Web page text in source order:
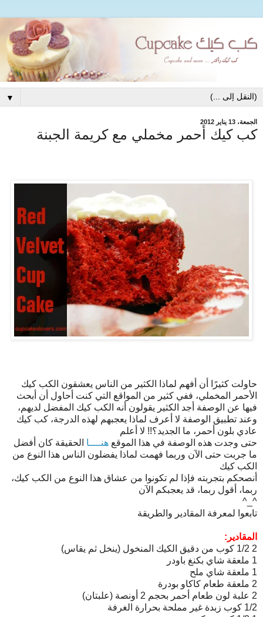
▼
الجمعة، 13 يناير 2012
كب كيك أحمر مخملي مع كريمة الجبنة
حاولت كثيرًا أن أفهم لماذا الكثير من الناس يعشقون الكب كيك
الأحمر المخملي، ففي كثير من المواقع التي كنت أحاول أن أبحث
فيها عن الوصفة أجد الكثير يقولون أنه الكب كيك المفضل لديهم،
وعند تطبيق الوصفة لا أعرف لماذا يعجبهم لهذه الدرجة، كب كيك
عادي بلون أحمر، ما الجديد؟!! لا أعلم
حتى وجدت هذه الوصفة في هذا الموقع هنــــا الحقيقة كان أفضل
ما جربت حتى الآن وربما فهمت لماذا يفضلون الناس هذا النوع من
الكب كيك
أنصحكم بتجربته فإذا لم تكونوا من عشاق هذا النوع من الكب كيك،
ربما، أقول ربما، قد يعجبكم الآن
^_^
تابعوا لمعرفة المقادير والطريقة
المقادير:
2 1/2 كوب من دقيق الكيك المنخول (ينخل ثم يقاس)
1 ملعقة شاي بكنغ باودر
1 ملعقة شاي ملح
2 ملعقة طعام كاكاو بودرة
2 علبة لون طعام أحمر بحجم 2 أونصة (علبتان)
1/2 كوب زبدة غير مملحة بحرارة الغرفة